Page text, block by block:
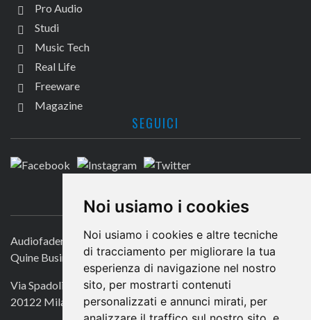
Noi usiamo i cookies
Noi usiamo i cookies e altre tecniche
di tracciamento per migliorare la tua
esperienza di navigazione nel nostro
sito, per mostrarti contenuti
personalizzati e annunci mirati, per
Pro Audio
Studi
Music Tech
Real Life
Freeware
Magazine
SEGUICI
CONTATTACI
Audiofader.com
Quine Business Publisher
Via Spadolini 7
20122 Milano